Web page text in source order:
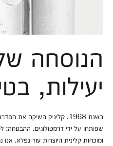
הנוסחה
יעילות,
בשנת 1968, קליניק השיקה
שפותחו על ידי דרמטולוגים. ההבטחה:
ומוכחות קלינית היוצרות עור נפלא.